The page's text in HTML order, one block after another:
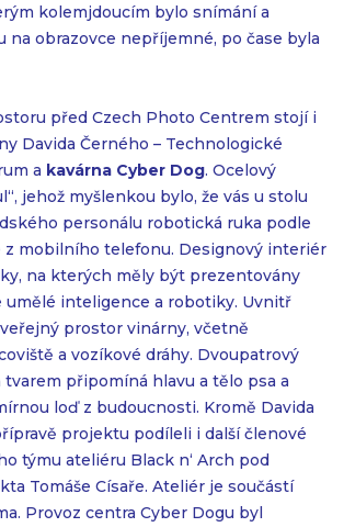
kolemjdoucím bylo snímání a
na obrazovce nepříjemné, po čase byla
před Czech Photo Centrem stojí i
Davida Černého – Technologické
a kavárna Cyber Dog. Ocelový
jehož myšlenkou bylo, že vás u stolu
personálu robotická ruka podle
z mobilního telefonu. Designový interiér
na kterých měly být prezentovány
umělé inteligence a robotiky. Uvnitř
prostor vinárny, včetně
a vozíkové dráhy. Dvoupatrový
tvarem připomíná hlavu a tělo psa a
loď z budoucnosti. Kromě Davida
projektu podíleli i další členové
týmu ateliéru Black n‘ Arch pod
Tomáše Císaře. Ateliér je součástí
Provoz centra Cyber Dogu byl